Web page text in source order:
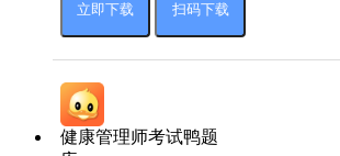
立即下载 扫码下载
健康管理师考试鸭题